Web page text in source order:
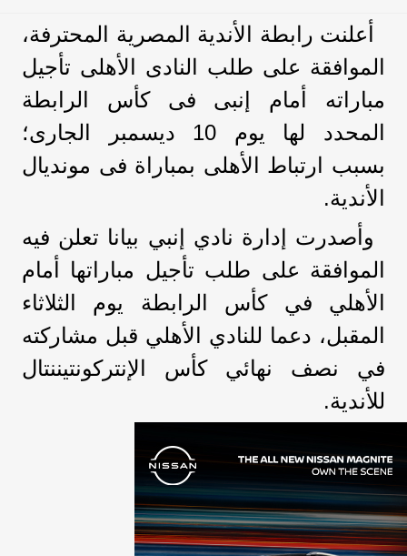
أعلنت رابطة الأندية المصرية المحترفة،
الموافقة على طلب النادى الأهلى تأجيل
مباراته أمام إنبى فى كأس الرابطة
المحدد لها يوم 10 ديسمبر الجارى؛
بسبب ارتباط الأهلى بمباراة فى مونديال
الأندية.
وأصدرت إدارة نادي إنبي بيانا تعلن فيه
الموافقة على طلب تأجيل مباراتها أمام
الأهلي في كأس الرابطة يوم الثلاثاء
المقبل، دعما للنادي الأهلي قبل مشاركته
في نصف نهائي كأس الإنتركونتيننتال
للأندية.